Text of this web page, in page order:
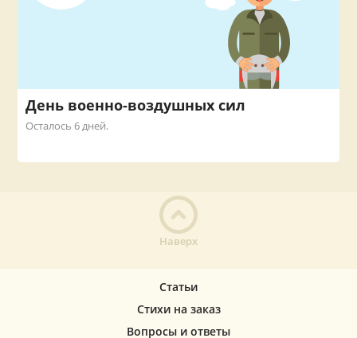
День военно-воздушных сил
Осталось 6 дней.
Наверх
Статьи
Стихи на заказ
Вопросы и ответы